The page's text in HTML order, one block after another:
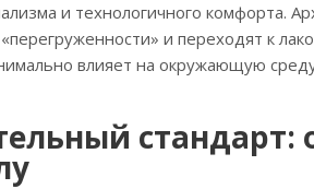
и технологичного комфорта.
и переходят к
влияет на окружающую
стандарт: